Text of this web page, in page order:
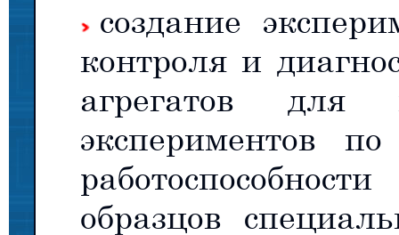
создание
контроля и
агрегатов для
экспериментов
образцов